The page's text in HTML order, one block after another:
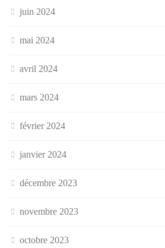
juin 2024
mai 2024
avril 2024
mars 2024
février 2024
janvier 2024
décembre 2023
novembre 2023
octobre 2023